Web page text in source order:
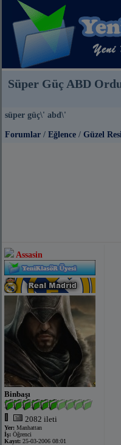
Süper Güç ABD
süper güç\' abd\'
Forumlar / Eğlence / Güzel
Assasin
Binbaşı
2082 ileti
Yer: Manhattan
İş: Öğrenci
Kayıt: 25-03-2006 08:01